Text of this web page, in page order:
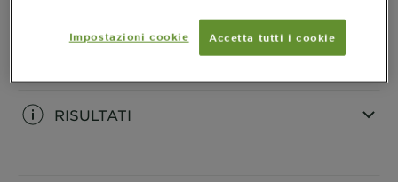
COME SI USA
RISULTATI
Impostazioni cookie Accetta tutti i cookie